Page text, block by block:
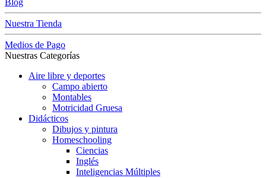
Nuestra Tienda
Medios de Pago
Nuestras Categorías
Aire libre y deportes
Campo abierto
Montables
Motricidad Gruesa
Didácticos
Dibujos y pintura
Homeschooling
Ciencias
Inglés
Inteligencias Múltiples